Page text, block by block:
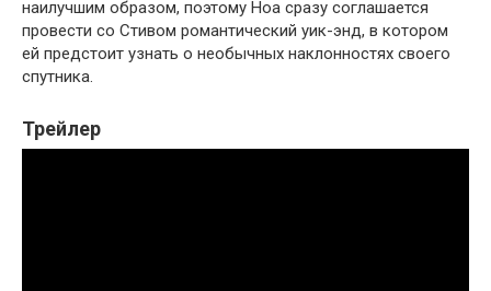
наилучшим образом, поэтому Ноа сразу соглашается
провести со Стивом романтический уик-энд, в котором
ей предстоит узнать о необычных наклонностях своего
спутника.
Трейлер